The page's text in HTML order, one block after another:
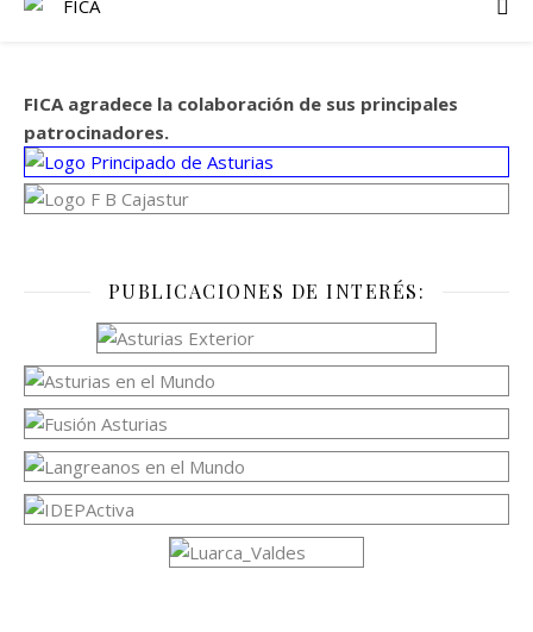
FICA agradece la colaboración de sus principales
patrocinadores.
PUBLICACIONES DE INTERÉS: